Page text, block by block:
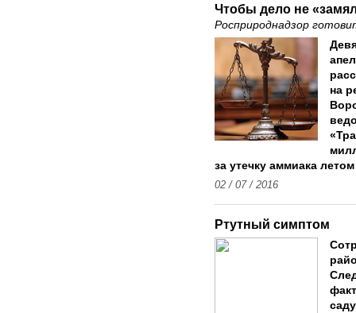
Чтобы дело не
Росприроднадзор
на
за утечку аммиака
02 / 07 / 2016
Ртутный симптом